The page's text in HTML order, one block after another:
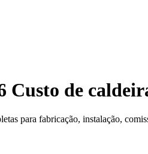
Custo de
para fabricação, instalação,